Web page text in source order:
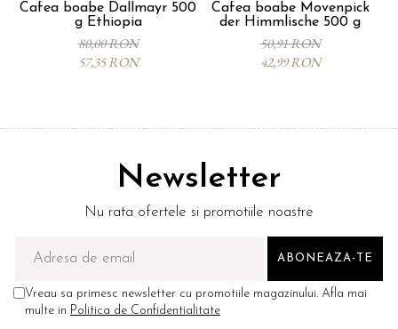
Cafea boabe Dallmayr 500
g Ethiopia
80,00 RON
57,35 RON
Cafea boabe Movenpick
der Himmlische 500 g
50,91 RON
42,99 RON
Newsletter
Nu rata ofertele si promotiile noastre
Vreau sa primesc newsletter cu promotiile magazinului. Afla mai
multe in Politica de Confidentialitate